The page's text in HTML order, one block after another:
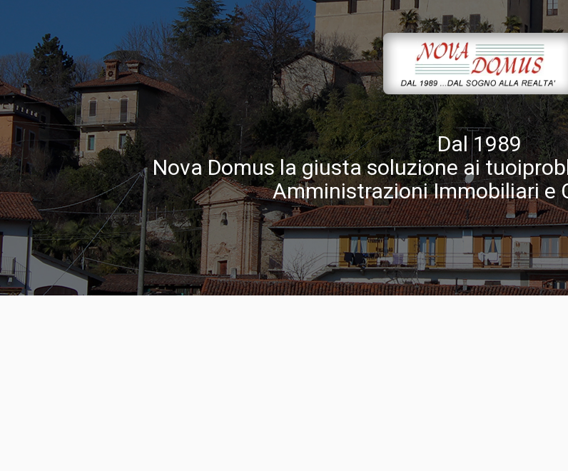
Dal 1989
Nova Domus la giusta soluzione ai
Amministrazioni Immobiliari e